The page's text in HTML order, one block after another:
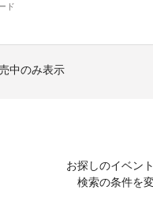
ド
中のみ表示
お探しのイベン
検索の条件を